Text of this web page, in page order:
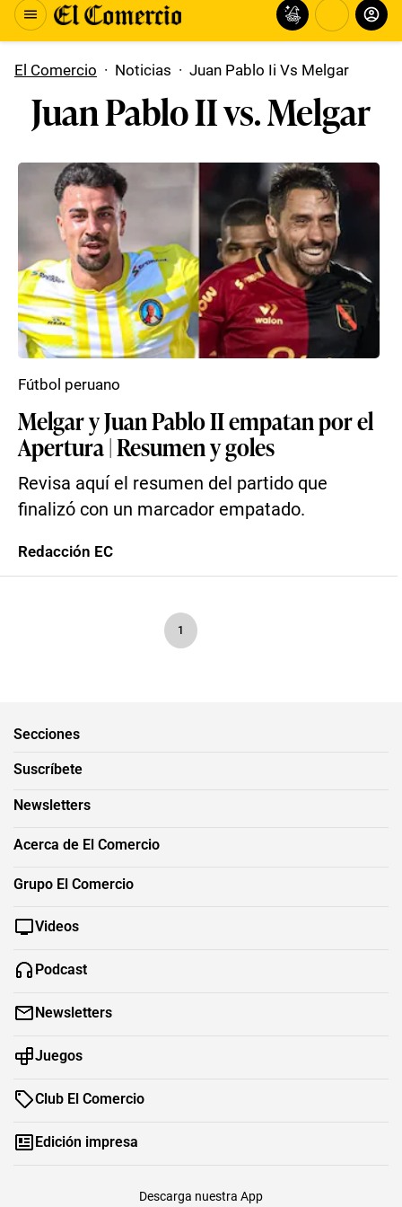
El Comercio · Noticias · Juan Pablo Ii Vs Melgar
Juan Pablo II vs. Melgar
Melgar y Juan Pablo II empatan por el
Apertura | Resumen y goles
Revisa aquí el resumen del partido que
finalizó con un marcador empatado.
Fútbol peruano
Redacción EC
1
Secciones
Suscríbete
Newsletters
Acerca de El Comercio
Grupo El Comercio
Videos
Podcast
Newsletters
Juegos
Club El Comercio
Edición impresa
Descarga nuestra App